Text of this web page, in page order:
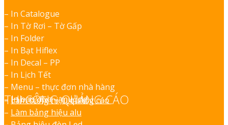
– In Catalogue
– In Tờ Rơi – Tờ Gấp
– In Folder
– In Bạt Hiflex
– In Decal – PP
– In Lịch Tết
– Menu – thực đơn nhà hàng
– In bao đũa – muỗng.
THI CÔNG QUẢNG CÁO
– Làm bảng hiệu quảng cáo
– Làm bảng hiệu alu